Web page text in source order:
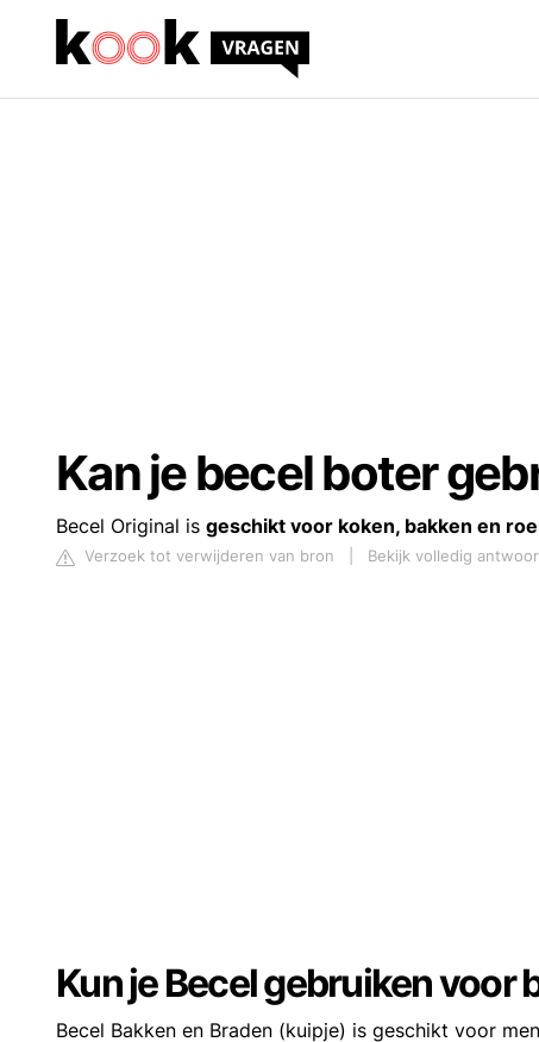
Kan je becel boter
Becel Original is geschikt voor koken, bakken en
Verzoek tot verwijderen van bron Bekijk volledig
Kun je Becel gebruiken voor
Becel Bakken en Braden (kuipje) is geschikt voor